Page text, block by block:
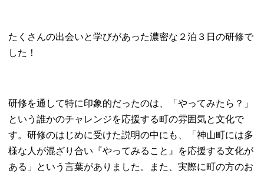
たくさんの出会いと学びがあった濃密な２泊３日の研修で
した！
研修を通して特に印象的だったのは、「やってみたら？」
という誰かのチャレンジを応援する町の雰囲気と文化で
す。研修のはじめに受けた説明の中にも、「神山町には多
様な人が混ざり合い『やってみること』を応援する文化が
ある」という言葉がありました。また、実際に町の方のお